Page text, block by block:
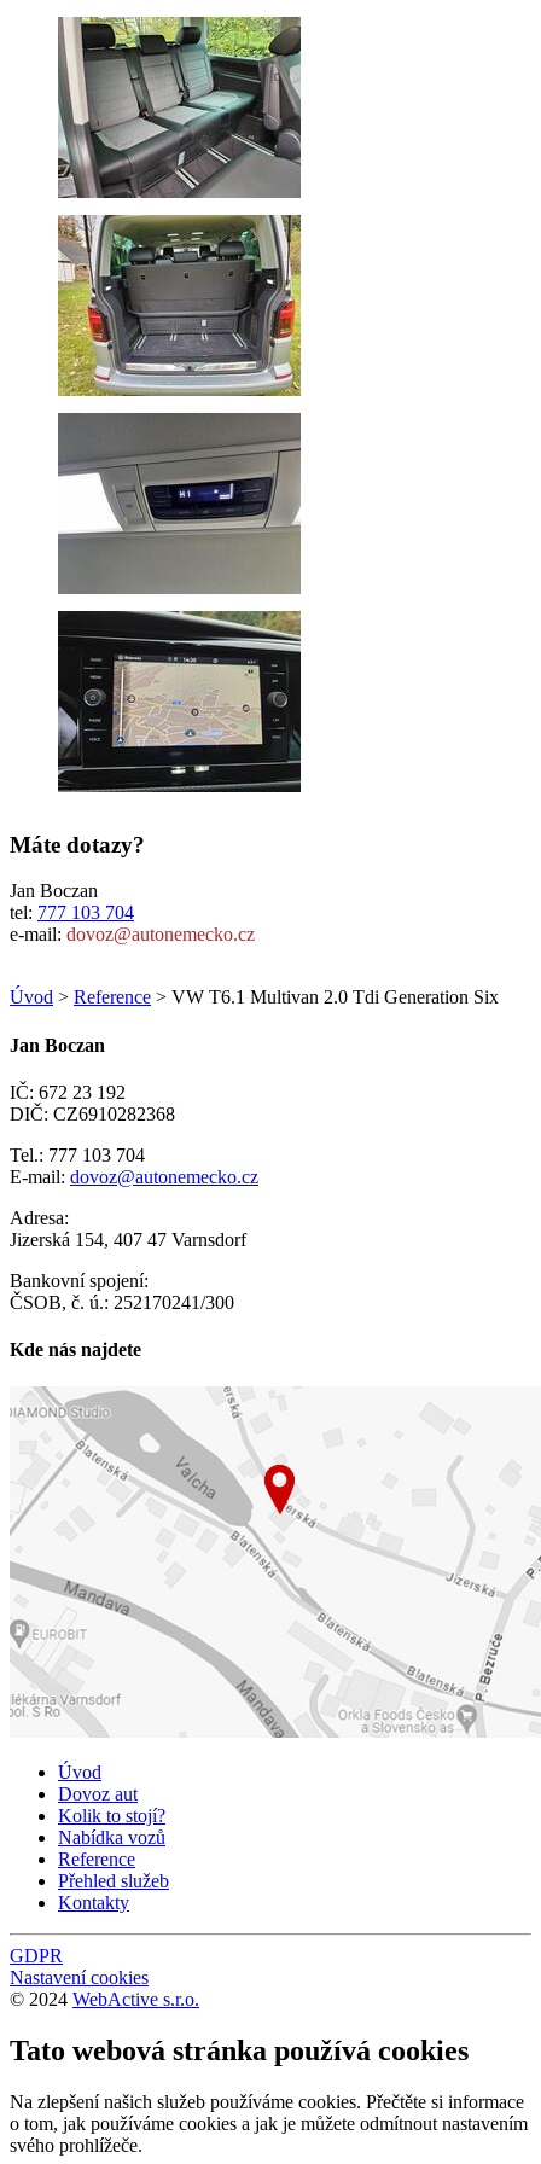
Máte dotazy?
Jan Boczan
tel: 777 103 704
e-mail: dovoz@autonemecko.cz
Úvod > Reference > VW T6.1 Multivan 2.0 Tdi Generation Six
Jan Boczan
IČ: 672 23 192
DIČ: CZ6910282368
Tel.: 777 103 704
E-mail: dovoz@autonemecko.cz
Adresa:
Jizerská 154, 407 47 Varnsdorf
Bankovní spojení:
ČSOB, č. ú.: 252170241/300
Kde nás najdete
Úvod
Dovoz aut
Kolik to stojí?
Nabídka vozů
Reference
Přehled služeb
Kontakty
GDPR
Nastavení cookies
© 2024 WebActive s.r.o.
Tato webová stránka používá cookies
Na zlepšení našich služeb používáme cookies. Přečtěte si informace
o tom, jak používáme cookies a jak je můžete odmítnout nastavením
svého prohlížeče.